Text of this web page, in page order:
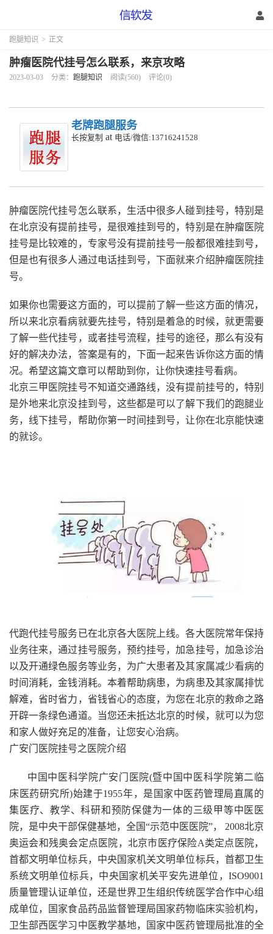
跑腿知识 > 正文
肿瘤医院代挂号怎么联系，来京攻略
2023-03-03 分类： 跑腿知识 阅读(560) 评论(0)
老牌跑腿服务
长按复制 at 电话/微信:13716241528
肿瘤医院代挂号怎么联系，生活中很多人碰到挂号，特别是
在北京没有提前挂号，是很难挂到号的，特别是在肿瘤医院
挂号是比较难的，专家号没有提前挂号一般都很难挂到号，
但是也有很多人通过电话挂到号，下面就来介绍肿瘤医院挂
号。
如果你也需要这方面的，可以提前了解一些这方面的情况，
所以来北京看病就要先挂号，特别是着急的时候，就更需要
了解一些代挂号，或者挂号流程，挂号的途径，那么有没有
好的解决办法，答案是有的，下面一起来告诉你这方面的情
况。希望这篇文章可以帮助到你，让你快速挂号看病。
北京三甲医院挂号不知道交通路线，没有提前挂号的，特别
是外地来北京没挂到号，这些都是可以了解下我们的跑腿业
务，线下挂号，帮助你第一时间挂到号，让你在北京能快速
的就诊。
代跑代挂号服务已在北京各大医院上线。各大医院常年保持
业务往来，通过挂号服务，预约挂号，加急挂号，加急诊治
以及开通绿色服务等业务，为广大患者及其家属减少看病的
时间消耗，金钱消耗。本着帮助病患，为病患及其家属排忧
解难，省时省力，省钱省心的态度，为您在北京的救命之路
开辟一条绿色通道。当您还未抵达北京的时候，就可以为您
和家人做好充足的准备，让您安心治病。
广安门医院挂号之医院介绍
中国中医科学院广安门医院(暨中国中医科学院第二临
床医药研究所)始建于1955年，是国家中医药管理局直属的
集医疗、教学、科研和预防保健为一体的三级甲等中医医
院，是中央干部保健基地，全国“示范中医医院”， 2008北京
奥运会和残奥会定点医院，北京市医疗保险A类定点医院，
首都文明单位标兵，中央国家机关文明单位标兵，首都卫生
系统文明单位标兵，中央国家机关平安先进单位，ISO9001
质量管理认证单位，还是世界卫生组织传统医学合作中心组
成单位，国家食品药品监督管理局国家药物临床实验机构，
卫生部西医学习中医教学基地，国家中医药管理局批准的全